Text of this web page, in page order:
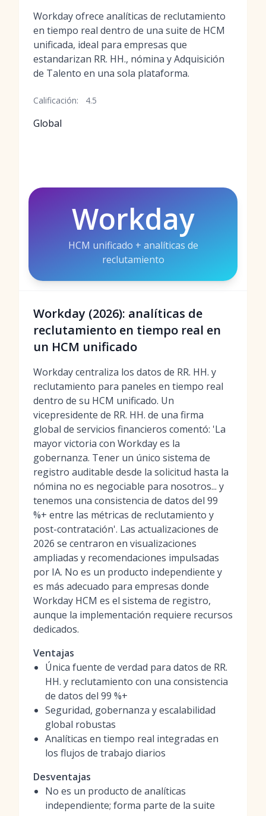
Workday ofrece analíticas de reclutamiento
en tiempo real dentro de una suite de HCM
unificada, ideal para empresas que
estandarizan RR. HH., nómina y Adquisición
de Talento en una sola plataforma.
Calificación: 4.5
Global
Workday
HCM unificado + analíticas de
reclutamiento
Workday (2026): analíticas de
reclutamiento en tiempo real en
un HCM unificado
Workday centraliza los datos de RR. HH. y
reclutamiento para paneles en tiempo real
dentro de su HCM unificado. Un
vicepresidente de RR. HH. de una firma
global de servicios financieros comentó: 'La
mayor victoria con Workday es la
gobernanza. Tener un único sistema de
registro auditable desde la solicitud hasta la
nómina no es negociable para nosotros... y
tenemos una consistencia de datos del 99
%+ entre las métricas de reclutamiento y
post-contratación'. Las actualizaciones de
2026 se centraron en visualizaciones
ampliadas y recomendaciones impulsadas
por IA. No es un producto independiente y
es más adecuado para empresas donde
Workday HCM es el sistema de registro,
aunque la implementación requiere recursos
dedicados.
Ventajas
Única fuente de verdad para datos de RR.
HH. y reclutamiento con una consistencia
de datos del 99 %+
Seguridad, gobernanza y escalabilidad
global robustas
Analíticas en tiempo real integradas en
los flujos de trabajo diarios
Desventajas
No es un producto de analíticas
independiente; forma parte de la suite